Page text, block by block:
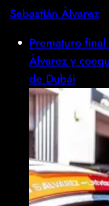
Sebastián Álvarez
Prematuro
Álvarez y
de Dubái